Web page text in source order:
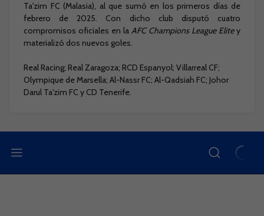
Ta'zim FC (Malasia), al que sumó en los primeros días de
febrero de 2025. Con dicho club disputó cuatro
compromisos oficiales en la AFC Champions League Elitey
materializó dos nuevos goles.
Real Racing; Real Zaragoza; RCD Espanyol; Villarreal CF;
Olympique de Marsella; Al-Nassr FC; Al-Qadsiah FC; Johor
Darul Ta'zim FC y CD Tenerife.